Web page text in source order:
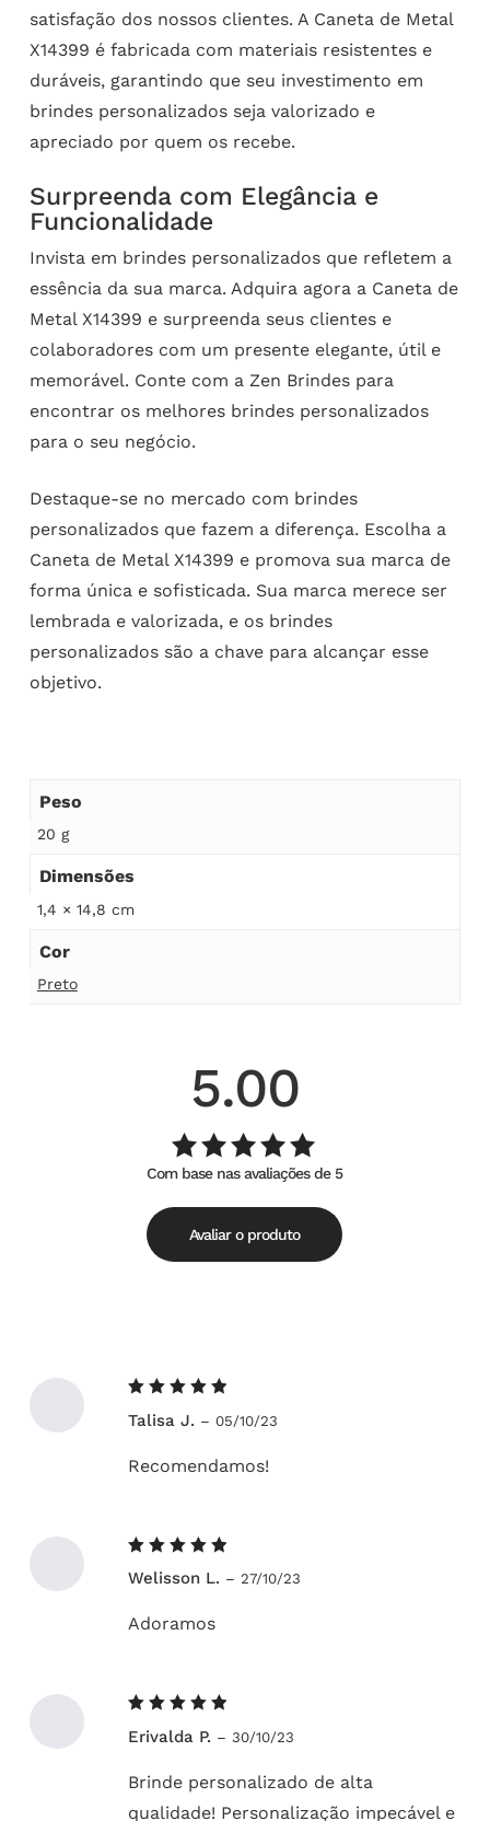
satisfação dos nossos clientes. A Caneta de Metal
X14399 é fabricada com materiais resistentes e
duráveis, garantindo que seu investimento em
brindes personalizados seja valorizado e
apreciado por quem os recebe.
Surpreenda com Elegância e
Funcionalidade
Invista em brindes personalizados que refletem a
essência da sua marca. Adquira agora a Caneta de
Metal X14399 e surpreenda seus clientes e
colaboradores com um presente elegante, útil e
memorável. Conte com a Zen Brindes para
encontrar os melhores brindes personalizados
para o seu negócio.
Destaque-se no mercado com brindes
personalizados que fazem a diferença. Escolha a
Caneta de Metal X14399 e promova sua marca de
forma única e sofisticada. Sua marca merece ser
lembrada e valorizada, e os brindes
personalizados são a chave para alcançar esse
objetivo.
Peso
20 g
Dimensões
1,4 × 14,8 cm
Cor
Preto
5.00
Avaliação
5.00de
5
Com base nas avaliações de 5
Avaliar o produto
5de 5
Talisa J. – 05/10/23
Recomendamos!
5de 5
Welisson L. – 27/10/23
Adoramos
5de 5
Erivalda P. – 30/10/23
Brinde personalizado de alta
qualidade! Personalização impecável e